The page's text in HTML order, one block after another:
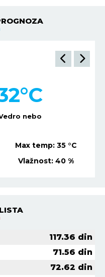
nebo
°C
Max temp:35 °C
Vlažnost:40 %
117.36 din
71.56 din
72.62 din